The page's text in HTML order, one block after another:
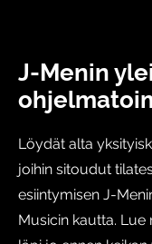
J-Menin
Löydät alta
joihin sitoudut
esiintymisen J-
Musicin kautta. Lue